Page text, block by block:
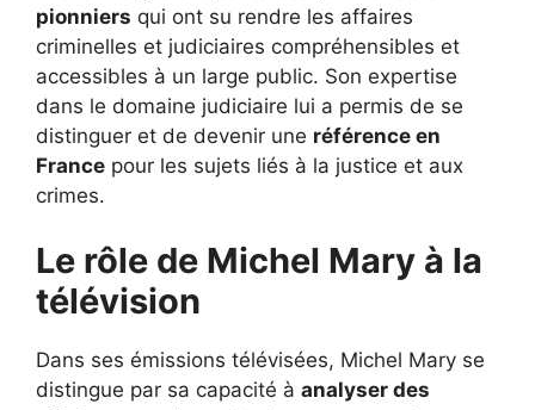
pionniers qui ont su rendre les affaires
criminelles et judiciaires compréhensibles et
accessibles à un large public. Son expertise
dans le domaine judiciaire lui a permis de se
distinguer et de devenir une référence en
France pour les sujets liés à la justice et aux
crimes.
Le rôle de Michel Mary à la
télévision
Dans ses émissions télévisées, Michel Mary se
distingue par sa capacité à analyser des